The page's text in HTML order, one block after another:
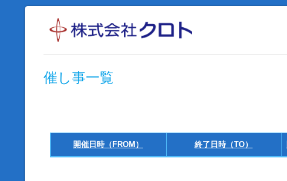
催し事一覧
開催日時（FROM） 終了日時（TO）